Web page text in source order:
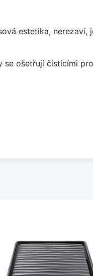
estetika,
ošetřují čistícími